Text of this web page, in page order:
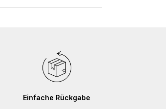
Einfache Rückgabe